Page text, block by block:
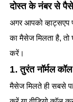
दोस्त के नंबर से
अगर आपको व्हाट्सएप
का मैसेज मिलता है, तो
करें।
1. तुरंत नॉर्मल
मैसेज मिलते ही सबसे